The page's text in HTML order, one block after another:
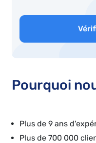
Pourquoi
Plus de 9 ans
Plus de 700 000